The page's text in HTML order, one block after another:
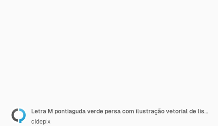
Letra M pontiaguda verde persa com ilustração vetorial de listras horizontais
cidepix